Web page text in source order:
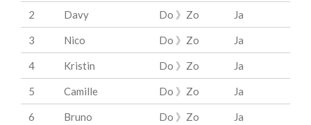
2 Davy Do 》Zo Ja
3 Nico Do 》Zo Ja
4 Kristin Do 》Zo Ja
5 Camille Do 》Zo Ja
6 Bruno Do 》Zo Ja